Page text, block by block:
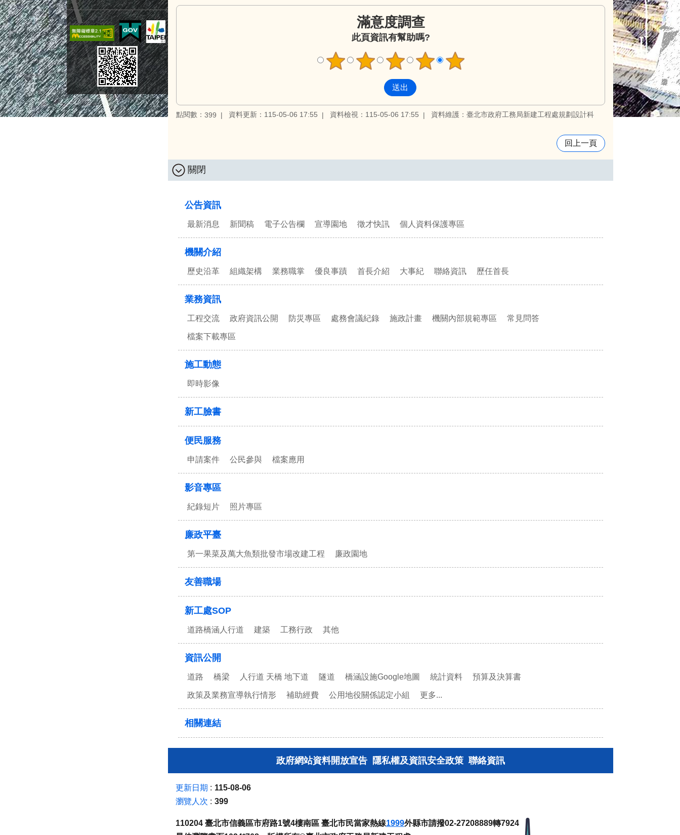
滿意度調查
此頁資訊有幫助嗎?
點閱數： 399 資料更新：115-05-06 17:55 資料檢視：115-05-06 17:55 資料維護：臺北市政府工務局新建工程處規劃設計科
回上一頁
關閉
公告資訊
最新消息 新聞稿 電子公告欄 宣導園地 徵才快訊 個人資料保護專區
機關介紹
歷史沿革 組織架構 業務職掌 優良事蹟 首長介紹 大事紀 聯絡資訊 歷任首長
業務資訊
工程交流 政府資訊公開 防災專區 處務會議紀錄 施政計畫 機關內部規範專區 常見問答
檔案下載專區
施工動態
即時影像
新工臉書
便民服務
申請案件 公民參與 檔案應用
影音專區
紀錄短片 照片專區
廉政平臺
第一果菜及萬大魚類批發市場改建工程 廉政園地
友善職場
新工處SOP
道路橋涵人行道 建築 工務行政 其他
資訊公開
道路 橋梁 人行道 天橋 地下道 隧道 橋涵設施Google地圖 統計資料 預算及決算書
政策及業務宣導執行情形 補助經費 公用地役關係認定小組 更多...
相關連結
政府網站資料開放宣告 隱私權及資訊安全政策 聯絡資訊
更新日期
115-08-06
瀏覽人次
399
110204 臺北市信義區市府路1號4樓南區 臺北市民當家熱線1999外縣市請撥02-27208889轉7924